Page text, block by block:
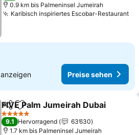
0.9 km bis Palmeninsel Jumeirah
Karibisch inspiriertes Escobar-Restaurant
anzeigen Preise sehen
TeilenZu Favoriten hinzufügen
FIVE Palm Jumeirah Dubai
5 Sterne
9.1 Hervorragend
63’630
1.7 km bis Palmeninsel Jumeirah